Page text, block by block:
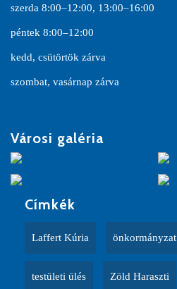
szerda 8:00–12:00, 13:00–16:00
péntek 8:00–12:00
kedd, csütörtök zárva
szombat, vasárnap zárva
Városi galéria
Címkék
Laffert Kúria önkormányzat
testületi ülés Zöld Haraszti